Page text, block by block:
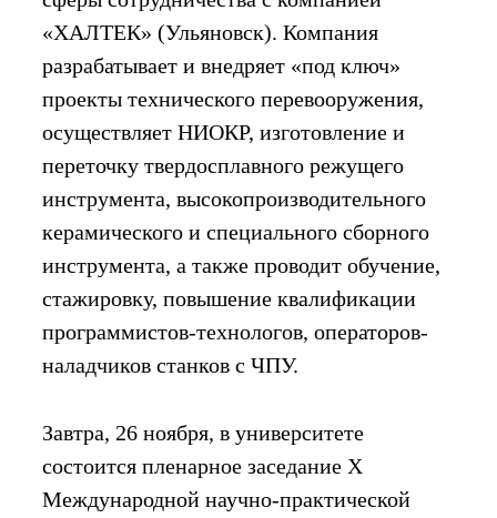
«ХАЛТЕК» (Ульяновск). Компания
разрабатывает и внедряет «под ключ»
проекты технического перевооружения,
осуществляет НИОКР, изготовление и
переточку твердосплавного режущего
инструмента, высокопроизводительного
керамического и специального сборного
инструмента, а также проводит обучение,
стажировку, повышение квалификации
программистов-технологов, операторов-
наладчиков станков с ЧПУ.
Завтра, 26 ноября, в университете
состоится пленарное заседание X
Международной научно-практической